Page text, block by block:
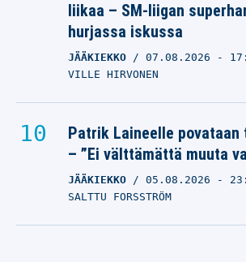
liikaa – SM-liigan
hurjassa iskussa
JÄÄKIEKKO 07.08.2026 -
VILLE HIRVONEN
Patrik Laineelle povataan
– ”Ei välttämättä muuta
JÄÄKIEKKO 05.08.2026 -
SALTTU FORSSTRÖM